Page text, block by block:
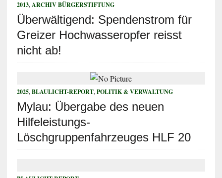
2013, ARCHIV BÜRGERSTIFTUNG
Überwältigend: Spendenstrom für
Greizer Hochwasseropfer reisst
nicht ab!
2025, BLAULICHT-REPORT, POLITIK & VERWALTUNG
Mylau: Übergabe des neuen
Hilfeleistungs-
Löschgruppenfahrzeuges HLF 20